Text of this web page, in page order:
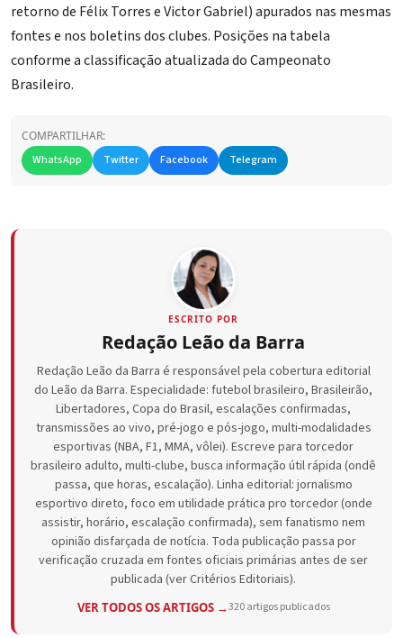
retorno de Félix Torres e Victor Gabriel) apurados nas mesmas
fontes e nos boletins dos clubes. Posições na tabela
conforme a classificação atualizada do Campeonato
Brasileiro.
COMPARTILHAR:
WhatsApp
Twitter Facebook Telegram
ESCRITO POR
Redação Leão da Barra
Redação Leão da Barra é responsável pela cobertura editorial
do Leão da Barra. Especialidade: futebol brasileiro, Brasileirão,
Libertadores, Copa do Brasil, escalações confirmadas,
transmissões ao vivo, pré-jogo e pós-jogo, multi-modalidades
esportivas (NBA, F1, MMA, vôlei). Escreve para torcedor
brasileiro adulto, multi-clube, busca informação útil rápida (ondê
passa, que horas, escalação). Linha editorial: jornalismo
esportivo direto, foco em utilidade prática pro torcedor (onde
assistir, horário, escalação confirmada), sem fanatismo nem
opinião disfarçada de notícia. Toda publicação passa por
verificação cruzada em fontes oficiais primárias antes de ser
publicada (ver Critérios Editoriais).
VER TODOS OS ARTIGOS →320 artigos publicados